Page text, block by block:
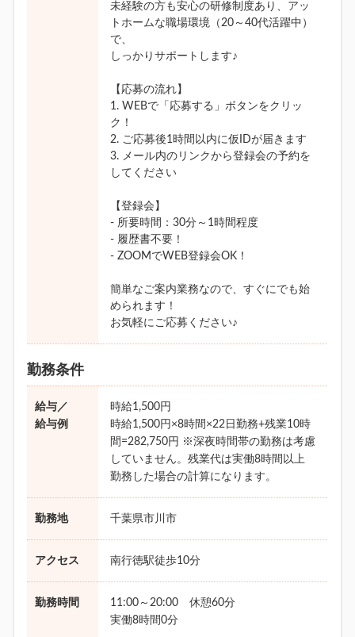
未経験の方も安心の研修制度あり、アッ
トホームな職場環境（20～40代活躍中）
で、
しっかりサポートします♪
【応募の流れ】
1. WEBで「応募する」ボタンをクリッ
ク！
2. ご応募後1時間以内に仮IDが届きます
3. メール内のリンクから登録会の予約を
してください
【登録会】
- 所要時間：30分～1時間程度
- 履歴書不要！
- ZOOMでWEB登録会OK！
簡単なご案内業務なので、すぐにでも始
められます！
お気軽にご応募ください♪
勤務条件
給与／
給与例
時給1,500円
時給1,500円×8時間×22日勤務+残業10時
間=282,750円 ※深夜時間帯の勤務は考慮
していません。残業代は実働8時間以上
勤務した場合の計算になります。
勤務地 千葉県市川市
アクセス 南行徳駅徒歩10分
勤務時間
11:00～20:00 休憩60分
実働8時間0分